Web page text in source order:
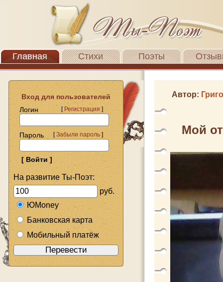
Главная Стихи Поэты
Вход для пользователей
Логин
[Регистрация]
Пароль [Забыли пароль]
На развитие Ты-Поэт:
руб.
ЮMoney
Банковская карта
Мобильный платёж
Автор:
Мой